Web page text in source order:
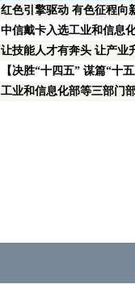
红色引擎驱动 有色征程
中信戴卡入选工业和信息
让技能人才有奔头 让产
【决胜“十四五” 谋篇“十
工业和信息化部等三部门